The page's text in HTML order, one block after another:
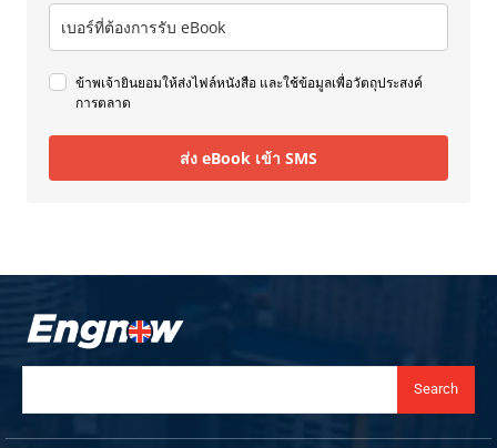
ข้าพเจ้ายินยอมให้ส่งไฟล์หนังสือ และใช้ข้อมูลเพื่อวัตถุประสงค์
การตลาด
ส่ง eBook เข้า SMS
Search